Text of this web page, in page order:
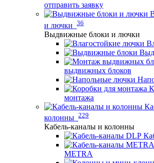
отправить заявку
и лючки 36
Выдвижные блоки и лючки
выдвижных блоков
монтажа
колонны 229
Кабель-каналы и колонны
METRA